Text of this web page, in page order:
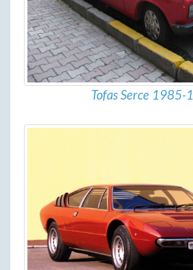
Tofas Serce 1985-